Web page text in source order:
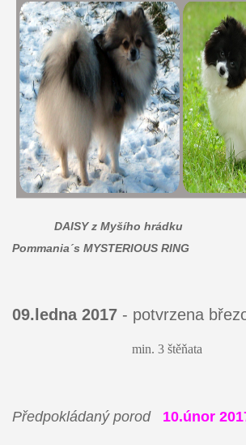
DAISY z Myšího
Pommania´s MYSTERIOUS RING
09.ledna 2017- potvrzena
min. 3 štěňata
Předpokládaný porod 10.únor